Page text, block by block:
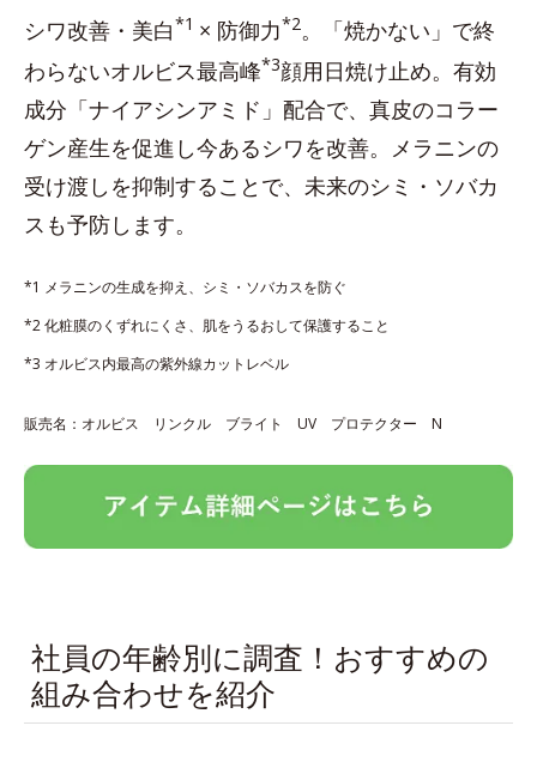
シワ改善・美白*1 × 防御力*2。「焼かない」で終
わらないオルビス最高峰*3顔用日焼け止め。有効
成分「ナイアシンアミド」配合で、真皮のコラー
ゲン産生を促進し今あるシワを改善。メラニンの
受け渡しを抑制することで、未来のシミ・ソバカ
スも予防します。
*1 メラニンの生成を抑え、シミ・ソバカスを防ぐ
*2 化粧膜のくずれにくさ、肌をうるおして保護すること
*3 オルビス内最高の紫外線カットレベル
販売名：オルビス リンクル ブライト UV プロテクター N
社員の年齢別に調査！おすすめの
組み合わせを紹介